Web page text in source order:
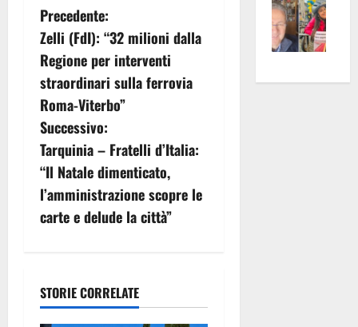
N
a
v
i
g
a
z
o
Precedente:
Zelli (FdI): “32 milioni dalla
Regione per interventi
straordinari sulla ferrovia
Roma-Viterbo”
Successivo:
Tarquinia – Fratelli d’Italia:
“Il Natale dimenticato,
l’amministrazione scopre le
carte e delude la città”
STORIE CORRELATE
euro